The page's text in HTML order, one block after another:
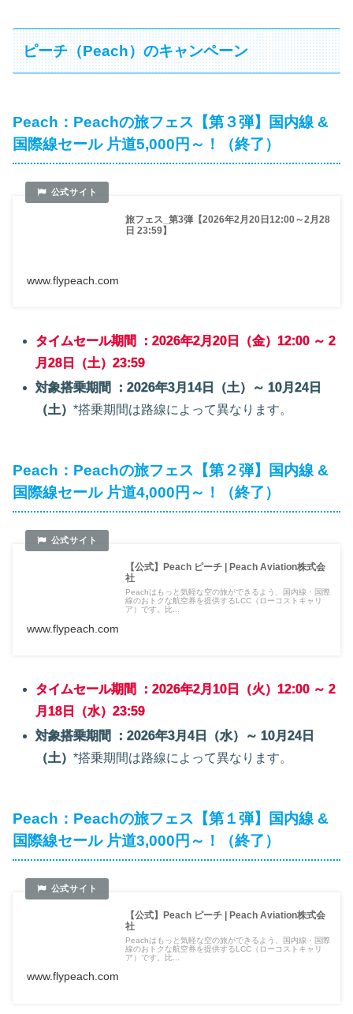
ピーチ（Peach）のキャンペーン
Peach：Peachの旅フェス【第３弾】国内線 &
国際線セール 片道5,000円～！（終了）
旅フェス_第3弾【2026年2月20日12:00～2月28
日 23:59】
www.flypeach.com
タイムセール期間 ：2026年2月20日（金）12:00 ～ 2
月28日（土）23:59
対象搭乗期間 ：2026年3月14日（土）～ 10月24日
（土）*搭乗期間は路線によって異なります。
Peach：Peachの旅フェス【第２弾】国内線 &
国際線セール 片道4,000円～！（終了）
【公式】Peach ピーチ | Peach Aviation株式会
社
Peachはもっと気軽な空の旅ができるよう、国内線・国際
線のおトクな航空券を提供するLCC（ローコストキャリ
ア）です。比...
www.flypeach.com
タイムセール期間 ：2026年2月10日（火）12:00 ～ 2
月18日（水）23:59
対象搭乗期間 ：2026年3月4日（水）～ 10月24日
（土）*搭乗期間は路線によって異なります。
Peach：Peachの旅フェス【第１弾】国内線 &
国際線セール 片道3,000円～！（終了）
【公式】Peach ピーチ | Peach Aviation株式会
社
Peachはもっと気軽な空の旅ができるよう、国内線・国際
線のおトクな航空券を提供するLCC（ローコストキャリ
ア）です。比...
www.flypeach.com